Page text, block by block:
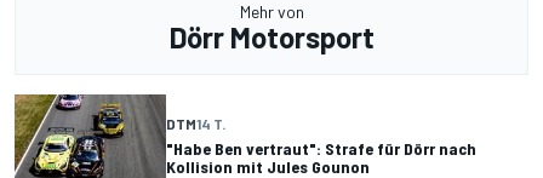
Mehr von
Dörr Motorsport
DTM14 T.
"Habe Ben vertraut": Strafe für Dörr nach
Kollision mit Jules Gounon